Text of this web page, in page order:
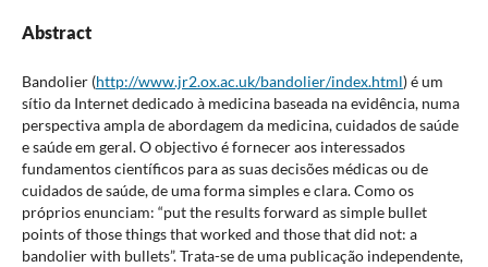
Abstract
Bandolier (http://www.jr2.ox.ac.uk/bandolier/index.html) é um
sítio da Internet dedicado à medicina baseada na evidência, numa
perspectiva ampla de abordagem da medicina, cuidados de saúde
e saúde em geral. O objectivo é fornecer aos interessados
fundamentos científicos para as suas decisões médicas ou de
cuidados de saúde, de uma forma simples e clara. Como os
próprios enunciam: “put the results forward as simple bullet
points of those things that worked and those that did not: a
bandolier with bullets”. Trata-se de uma publicação independente,